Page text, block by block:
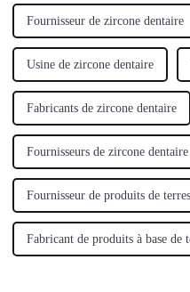
Fournisseur de zircone dentaire
Usine de zircone dentaire
Fabricants de zircone dentaire
Fournisseurs de zircone dentaire
Fournisseur de produits de
Fabricant de produits à base de